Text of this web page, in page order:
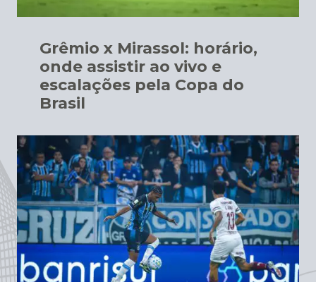
Grêmio x Mirassol: horário,
onde assistir ao vivo e
escalações pela Copa do
Brasil